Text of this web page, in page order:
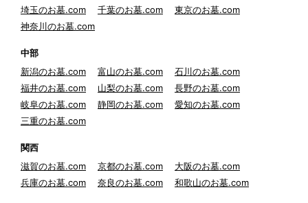
埼玉のお墓.com
千葉のお墓.com
東京のお墓.com
神奈川のお墓.com
中部
新潟のお墓.com
富山のお墓.com
石川のお墓.com
福井のお墓.com
山梨のお墓.com
長野のお墓.com
岐阜のお墓.com
静岡のお墓.com
愛知のお墓.com
三重のお墓.com
関西
滋賀のお墓.com
京都のお墓.com
大阪のお墓.com
兵庫のお墓.com
奈良のお墓.com 和歌山のお墓.com